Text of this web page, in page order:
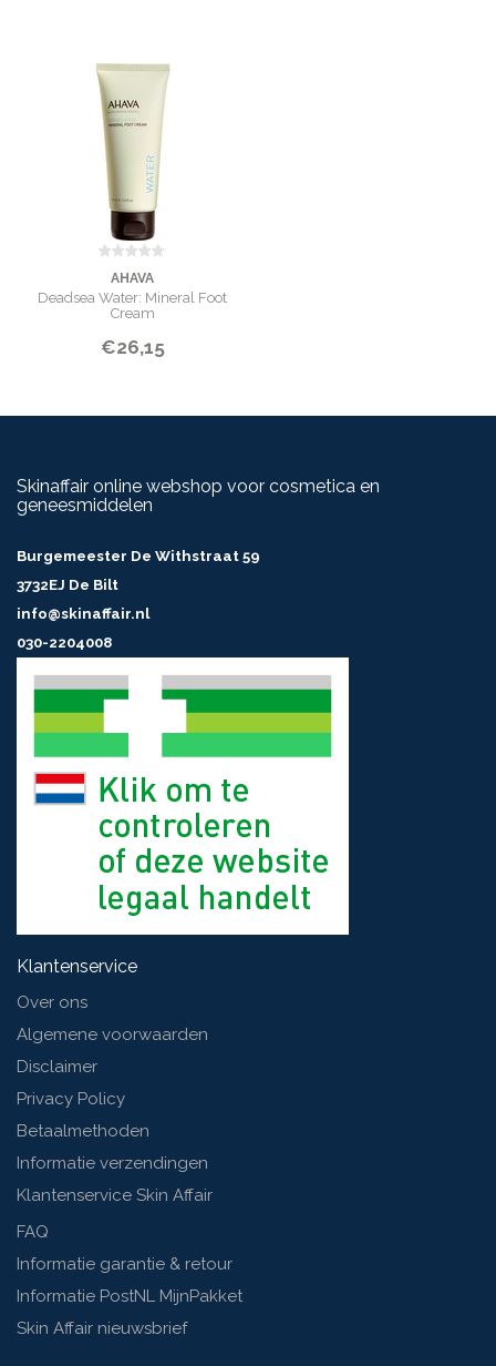
AHAVA
Deadsea Water: Mineral Foot
Cream
€26,15
Skinaffair online webshop voor cosmetica en
geneesmiddelen
Burgemeester De Withstraat 59
3732EJ De Bilt
info@skinaffair.nl
030-2204008
Klantenservice
Over ons
Algemene voorwaarden
Disclaimer
Privacy Policy
Betaalmethoden
Informatie verzendingen
Klantenservice Skin Affair
FAQ
Informatie garantie & retour
Informatie PostNL MijnPakket
Skin Affair nieuwsbrief